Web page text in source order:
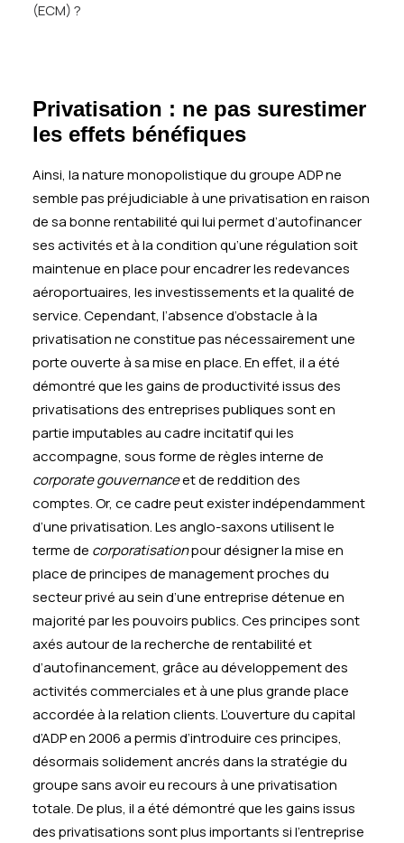
(ECM) ?
Privatisation : ne pas surestimer
les effets bénéfiques
Ainsi, la nature monopolistique du groupe ADP ne
semble pas préjudiciable à une privatisation en raison
de sa bonne rentabilité qui lui permet d’autofinancer
ses activités et à la condition qu’une régulation soit
maintenue en place pour encadrer les redevances
aéroportuaires, les investissements et la qualité de
service. Cependant, l’absence d’obstacle à la
privatisation ne constitue pas nécessairement une
porte ouverte à sa mise en place. En effet, il a été
démontré que les gains de productivité issus des
privatisations des entreprises publiques sont en
partie imputables au cadre incitatif qui les
accompagne, sous forme de règles interne de
corporate gouvernanceet de reddition des
comptes. Or, ce cadre peut exister indépendamment
d’une privatisation. Les anglo-saxons utilisent le
terme de corporatisationpour désigner la mise en
place de principes de management proches du
secteur privé au sein d’une entreprise détenue en
majorité par les pouvoirs publics. Ces principes sont
axés autour de la recherche de rentabilité et
d’autofinancement, grâce au développement des
activités commerciales et à une plus grande place
accordée à la relation clients. L’ouverture du capital
d’ADP en 2006 a permis d’introduire ces principes,
désormais solidement ancrés dans la stratégie du
groupe sans avoir eu recours à une privatisation
totale. De plus, il a été démontré que les gains issus
des privatisations sont plus importants si l’entreprise